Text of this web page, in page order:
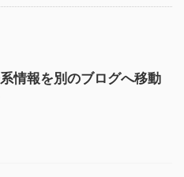
情報を別のブログへ移動